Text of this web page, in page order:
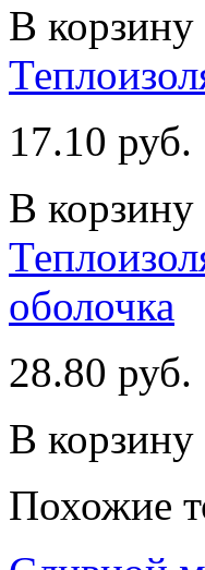
В корзину
17.10 руб.
В корзину
оболочка
28.80 руб.
В корзину
Похожие